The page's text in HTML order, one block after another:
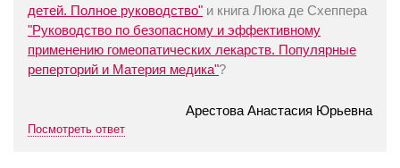
детей. Полное руководство" и книга Люка де Схеппера
"Руководство по безопасному и эффективному
применению гомеопатических лекарств. Популярные
реперторий и Материя медика"?
Арестова Анастасия Юрьевна
Посмотреть ответ